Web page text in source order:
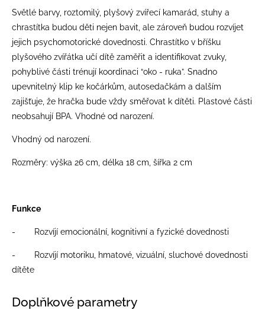
Světlé barvy, roztomilý, plyšový zvířecí kamarád, stuhy a
chrastítka budou děti nejen bavit, ale zároveň budou rozvíjet
jejich psychomotorické dovednosti. Chrastítko v bříšku
plyšového zvířátka učí dítě zaměřit a identifikovat zvuky,
pohyblivé části trénují koordinaci “oko - ruka”. Snadno
upevnitelný klip ke kočárkům, autosedačkám a dalším
zajišťuje, že hračka bude vždy směřovat k dítěti. Plastové části
neobsahují BPA. Vhodné od narození.
Vhodný od narození.
Rozměry: výška 26 cm, délka 18 cm, šířka 2 cm
Funkce
- Rozvíjí emocionální, kognitivní a fyzické dovednosti
- Rozvíjí motoriku, hmatové, vizuální, sluchové dovednosti
dítěte
Doplňkové parametry